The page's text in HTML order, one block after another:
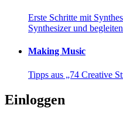
Erste Schritte mit
Synthesizer und
Making Music
Tipps aus „74 Creative
Einloggen